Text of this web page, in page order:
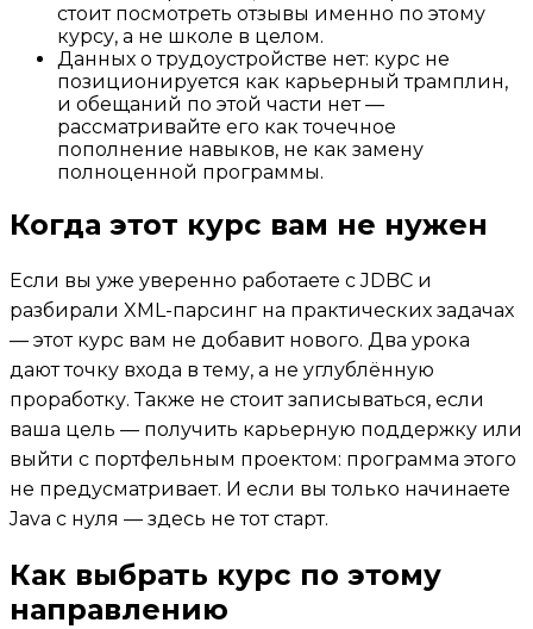
стоит посмотреть отзывы именно по этому
курсу, а не школе в целом.
Данных о трудоустройстве нет: курс не
позиционируется как карьерный трамплин,
и обещаний по этой части нет —
рассматривайте его как точечное
пополнение навыков, не как замену
полноценной программы.
Когда этот курс вам не нужен
Если вы уже уверенно работаете с JDBC и
разбирали XML-парсинг на практических задачах
— этот курс вам не добавит нового. Два урока
дают точку входа в тему, а не углублённую
проработку. Также не стоит записываться, если
ваша цель — получить карьерную поддержку или
выйти с портфельным проектом: программа этого
не предусматривает. И если вы только начинаете
Java с нуля — здесь не тот старт.
Как выбрать курс по этому
направлению